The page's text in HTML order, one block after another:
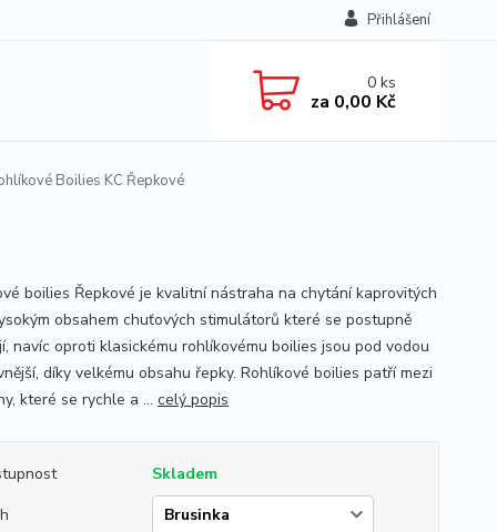
Přihlášení
0ks
za 0,00 Kč
Boilies KC Řepkové
boilies Řepkové je kvalitní nástraha na chytání kaprovitých
obsahem chuťových stimulátorů které se postupně
navíc oproti klasickému rohlíkovému boilies jsou pod vodou
díky velkému obsahu řepky. Rohlíkové boilies patří mezi
které se rychle a ... celý popis
Skladem